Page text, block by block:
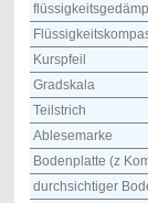
Kurspfeil
Gradskala
Teilstrich
Ablesemarke
Bodenplatte (z
durchsichtiger